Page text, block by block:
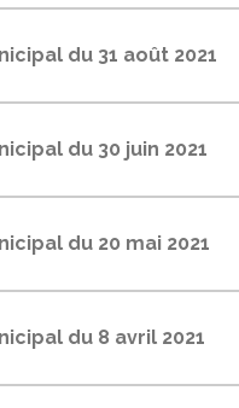
du 31 août 2021
du 30 juin 2021
du 20 mai 2021
du 8 avril 2021